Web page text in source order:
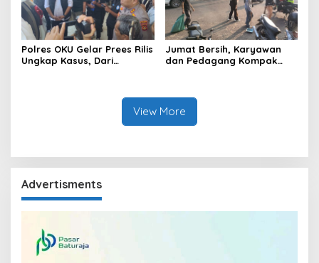
Polres OKU Gelar Prees Rilis
Ungkap Kasus, Dari
Jumat Bersih, Karyawan
dan Pedagang Kompak
View More
Advertisments